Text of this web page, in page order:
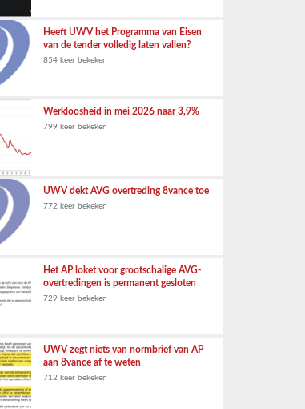
Heeft UWV het Programma van Eisen
van de tender volledig laten vallen?
854 keer bekeken
Werkloosheid in mei 2026 naar 3,9%
799 keer bekeken
UWV dekt AVG overtreding 8vance toe
772 keer bekeken
Het AP loket voor grootschalige AVG-
overtredingen is permanent gesloten
729 keer bekeken
UWV zegt niets van normbrief van AP
aan 8vance af te weten
712 keer bekeken